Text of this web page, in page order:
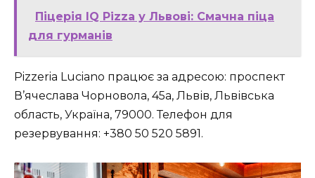
Піцерія IQ Pizza у Львові: Смачна піца
для гурманів
Pizzeria Luciano працює за адресою: проспект
В’ячеслава Чорновола, 45а, Львів, Львівська
область, Україна, 79000. Телефон для
резервування: +380 50 520 5891.